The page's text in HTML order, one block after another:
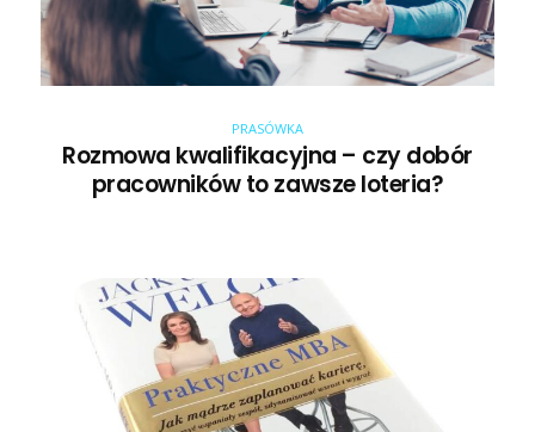
PRASÓWKA
Rozmowa kwalifikacyjna – czy dobór
pracowników to zawsze loteria?